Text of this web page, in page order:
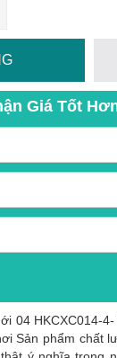
Giá Tốt
04 HKCXC014-
Sản phẩm chất